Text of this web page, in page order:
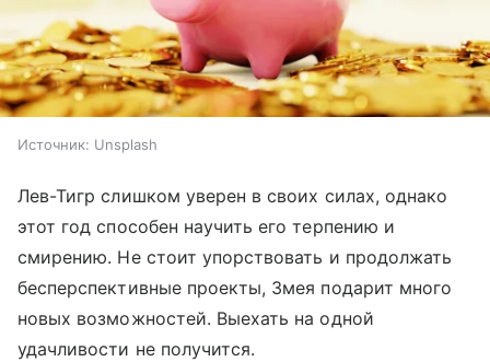
Источник: Unsplash
Лев-Тигр слишком уверен в своих силах, однако
этот год способен научить его терпению и
смирению. Не стоит упорствовать и продолжать
бесперспективные проекты, Змея подарит много
новых возможностей. Выехать на одной
удачливости не получится.